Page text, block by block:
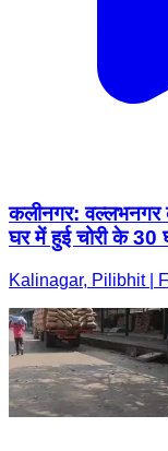
कलीनगर: वल्लभनगर
घर में हुई चोरी के 30
Kalinagar, Pilibhit |